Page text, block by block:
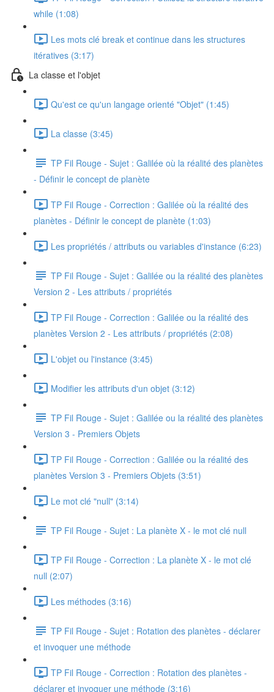
while (1:08)
Les mots clé break et continue dans les structures
itératives (3:17)
La classe et l'objet
Qu'est ce qu'un langage orienté "Objet" (1:45)
La classe (3:45)
TP Fil Rouge - Sujet : Galilée où la réalité des planètes
- Définir le concept de planète
TP Fil Rouge - Correction : Galilée où la réalité des
planètes - Définir le concept de planète (1:03)
Les propriétés / attributs ou variables d'instance (6:23)
TP Fil Rouge - Sujet : Galilée ou la réalité des planètes
Version 2 - Les attributs / propriétés
TP Fil Rouge - Correction : Galilée ou la réalité des
planètes Version 2 - Les attributs / propriétés (2:08)
L'objet ou l'instance (3:45)
Modifier les attributs d'un objet (3:12)
TP Fil Rouge - Sujet : Galilée ou la réalité des planètes
Version 3 - Premiers Objets
TP Fil Rouge - Correction : Galilée ou la réalité des
planètes Version 3 - Premiers Objets (3:51)
Le mot clé "null" (3:14)
TP Fil Rouge - Sujet : La planète X - le mot clé null
TP Fil Rouge - Correction : La planète X - le mot clé
null (2:07)
Les méthodes (3:16)
TP Fil Rouge - Sujet : Rotation des planètes - déclarer
et invoquer une méthode
TP Fil Rouge - Correction : Rotation des planètes -
déclarer et invoquer une méthode (3:16)